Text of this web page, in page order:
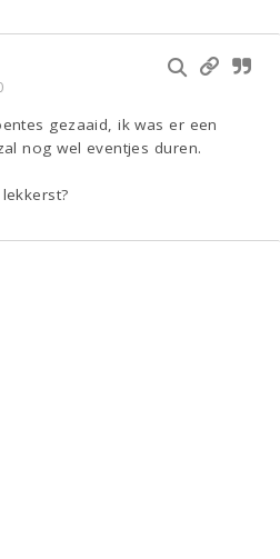
gezaaid, ik was er een
nog wel eventjes duren.